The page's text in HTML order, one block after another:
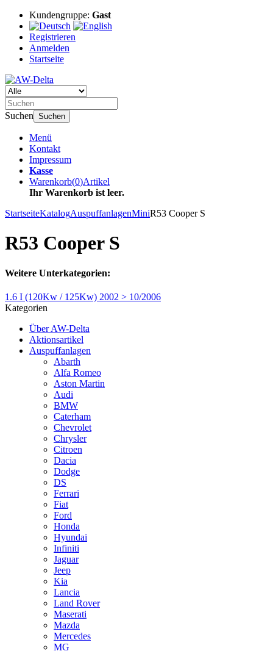
Kundengruppe: Gast
Registrieren
Anmelden
Startseite
Suchen Suchen
Menü
Kontakt
Impressum
Kasse
Warenkorb(0)Artikel
Ihr Warenkorb ist leer.
StartseiteKatalogAuspuffanlagenMiniR53 Cooper S
R53 Cooper S
Weitere Unterkategorien:
1.6 I (120Kw / 125Kw) 2002 > 10/2006
Kategorien
Über AW-Delta
Aktionsartikel
Auspuffanlagen
Abarth
Alfa Romeo
Aston Martin
Audi
BMW
Caterham
Chevrolet
Chrysler
Citroen
Dacia
Dodge
DS
Ferrari
Fiat
Ford
Honda
Hyundai
Infiniti
Jaguar
Jeep
Kia
Lancia
Land Rover
Maserati
Mazda
Mercedes
MG